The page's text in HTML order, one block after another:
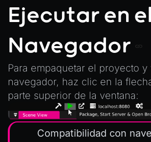
Ejecutar en el
Navegador
Para empaquetar el proyecto
navegador, haz clic en la
parte superior de la ventana:
Compatibilidad con
Logger
RetainEmitter
XRSessionState